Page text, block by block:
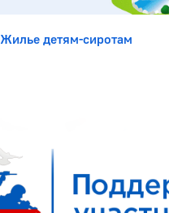
Жилье детям-сиротам